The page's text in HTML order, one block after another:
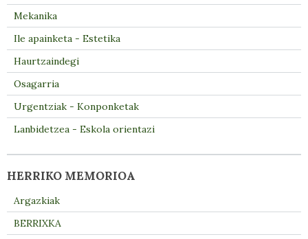
Mekanika
Ile apainketa - Estetika
Haurtzaindegi
Osagarria
Urgentziak - Konponketak
Lanbidetzea - Eskola orientazi
HERRIKO MEMORIOA
Argazkiak
BERRIXKA